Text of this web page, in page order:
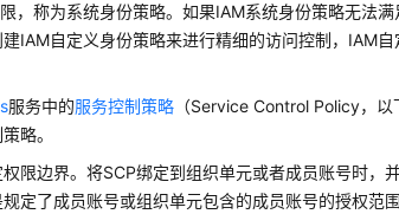
，称为系统身份策略。如果IAM系统身份策略无法
IAM自定义身份策略来进行精细的访问控制，IAM
服务中的服务控制策略 （Service Control Policy，
略。
限边界。将SCP绑定到组织单元或者成员账号时，
定了成员账号或组织单元包含的成员账号的授权范